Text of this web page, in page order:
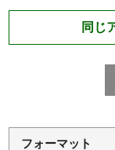
同じ
フォーマット